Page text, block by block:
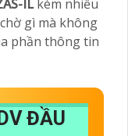
ILkèm nhiều
gì mà không
phần thông tin
ĐẦU